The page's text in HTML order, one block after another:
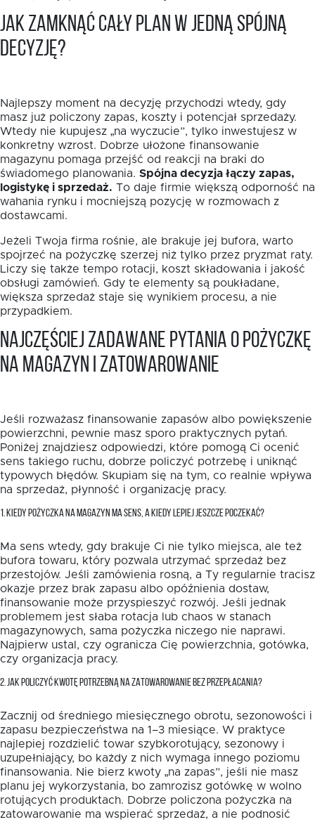
Jak zamknąć cały plan w jedną spójną
decyzję?
Najlepszy moment na decyzję przychodzi wtedy, gdy
masz już policzony zapas, koszty i potencjał sprzedaży.
Wtedy nie kupujesz „na wyczucie”, tylko inwestujesz w
konkretny wzrost. Dobrze ułożone finansowanie
magazynu pomaga przejść od reakcji na braki do
świadomego planowania. Spójna decyzja łączy zapas,
logistykę i sprzedaż. To daje firmie większą odporność na
wahania rynku i mocniejszą pozycję w rozmowach z
dostawcami.
Jeżeli Twoja firma rośnie, ale brakuje jej bufora, warto
spojrzeć na pożyczkę szerzej niż tylko przez pryzmat raty.
Liczy się także tempo rotacji, koszt składowania i jakość
obsługi zamówień. Gdy te elementy są poukładane,
większa sprzedaż staje się wynikiem procesu, a nie
przypadkiem.
Najczęściej zadawane pytania o pożyczkę
na magazyn i zatowarowanie
Jeśli rozważasz finansowanie zapasów albo powiększenie
powierzchni, pewnie masz sporo praktycznych pytań.
Poniżej znajdziesz odpowiedzi, które pomogą Ci ocenić
sens takiego ruchu, dobrze policzyć potrzebę i uniknąć
typowych błędów. Skupiam się na tym, co realnie wpływa
na sprzedaż, płynność i organizację pracy.
1. KIEDY POŻYCZKA NA MAGAZYN MA SENS, A KIEDY LEPIEJ JESZCZE POCZEKAĆ?
Ma sens wtedy, gdy brakuje Ci nie tylko miejsca, ale też
bufora towaru, który pozwala utrzymać sprzedaż bez
przestojów. Jeśli zamówienia rosną, a Ty regularnie tracisz
okazje przez brak zapasu albo opóźnienia dostaw,
finansowanie może przyspieszyć rozwój. Jeśli jednak
problemem jest słaba rotacja lub chaos w stanach
magazynowych, sama pożyczka niczego nie naprawi.
Najpierw ustal, czy ogranicza Cię powierzchnia, gotówka,
czy organizacja pracy.
2. JAK POLICZYĆ KWOTĘ POTRZEBNĄ NA ZATOWAROWANIE BEZ PRZEPŁACANIA?
Zacznij od średniego miesięcznego obrotu, sezonowości i
zapasu bezpieczeństwa na 1–3 miesiące. W praktyce
najlepiej rozdzielić towar szybkorotujący, sezonowy i
uzupełniający, bo każdy z nich wymaga innego poziomu
finansowania. Nie bierz kwoty „na zapas”, jeśli nie masz
planu jej wykorzystania, bo zamrozisz gotówkę w wolno
rotujących produktach. Dobrze policzona pożyczka na
zatowarowanie ma wspierać sprzedaż, a nie podnosić